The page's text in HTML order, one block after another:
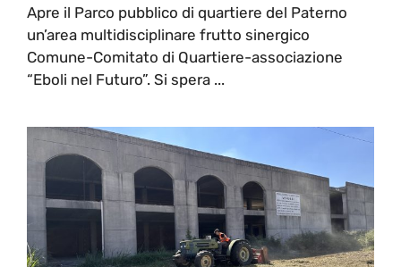
Apre il Parco pubblico di quartiere del Paterno
un’area multidisciplinare frutto sinergico
Comune-Comitato di Quartiere-associazione
“Eboli nel Futuro”. Si spera ...